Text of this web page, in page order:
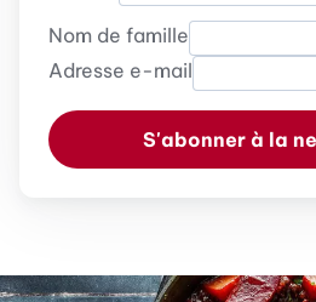
Nom de famille
Adresse e-mail
S'abonner à la